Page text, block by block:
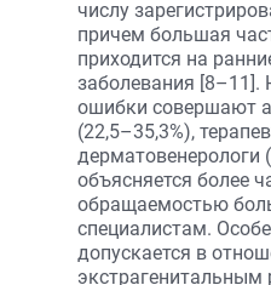
числу
причем большая
приходится на
заболевания [8–11].
ошибки совершают
(22,5–35,3%),
дерматовенерологи
объясняется более
обращаемостью
специалистам.
допускается в